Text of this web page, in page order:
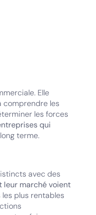
Elle
comprendre les
les forces
qui
terme.
avec des
leur marché voient
plus rentables